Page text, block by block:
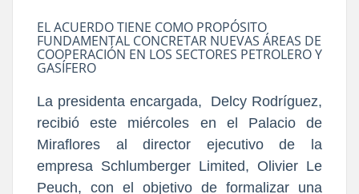
EL ACUERDO TIENE COMO PROPÓSITO
FUNDAMENTAL CONCRETAR NUEVAS ÁREAS DE
COOPERACIÓN EN LOS SECTORES PETROLERO Y
GASÍFERO
La presidenta encargada, Delcy Rodríguez,
recibió este miércoles en el Palacio de
Miraflores al director ejecutivo de la
empresa Schlumberger Limited, Olivier Le
Peuch, con el objetivo de formalizar una